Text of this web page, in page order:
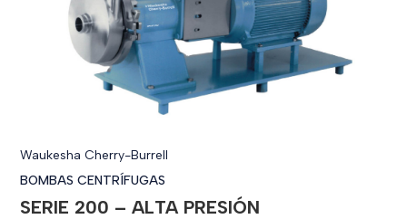
Waukesha Cherry-Burrell
BOMBAS CENTRÍFUGAS
SERIE 200 – ALTA PRESIÓN